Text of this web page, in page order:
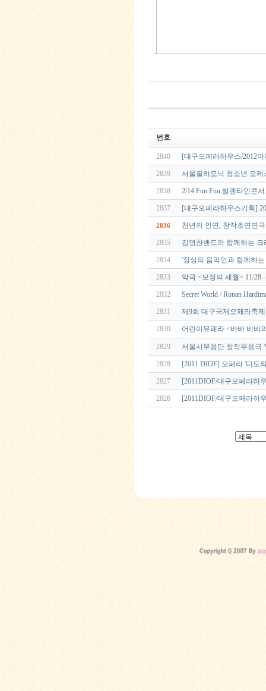
.
번호
2840 [대구오페라하우스/2012
2839 서울필하모닉 청소년 오
2838 2/14 Fun Fun 발렌타인콘
2837 [대구오페라하우스기획]
2836 천년의 인연, 창작초연연
2835 김영찬밴드와 함께하는
2834 '정상의 음악인과 함께하
2833 악극 <모정의 세월> 11/28
2832 Secret World / Ronan
2831 제9회 대구국제오페라축
2830 어린이뮤페라 <바바 비비
2829 서울시무용단 창작무용
2828 [2011 DIOF] 오페라 '디도
2827 [2011DIOF/대구오페라하
2826 [2011DIOF/대구오페라하